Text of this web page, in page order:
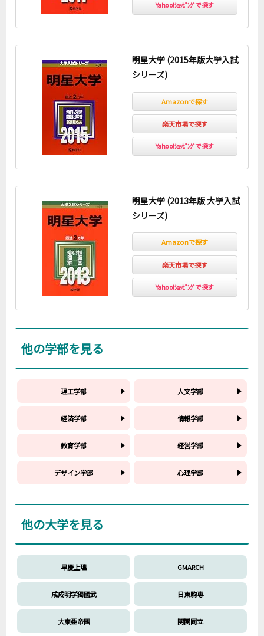
Yahoo!ｼｮｯﾋﾟﾝｸﾞで探す
明星大学 (2015年版大学入試
シリーズ)
Amazonで探す
楽天市場で探す
Yahoo!ｼｮｯﾋﾟﾝｸﾞで探す
明星大学 (2013年版 大学入試
シリーズ)
Amazonで探す
楽天市場で探す
Yahoo!ｼｮｯﾋﾟﾝｸﾞで探す
他の学部を見る
理工学部 人文学部
経済学部 情報学部
教育学部 経営学部
デザイン学部 心理学部
他の大学を見る
早慶上理 GMARCH
成成明学獨國武 日東駒専
大東亜帝国 関関同立